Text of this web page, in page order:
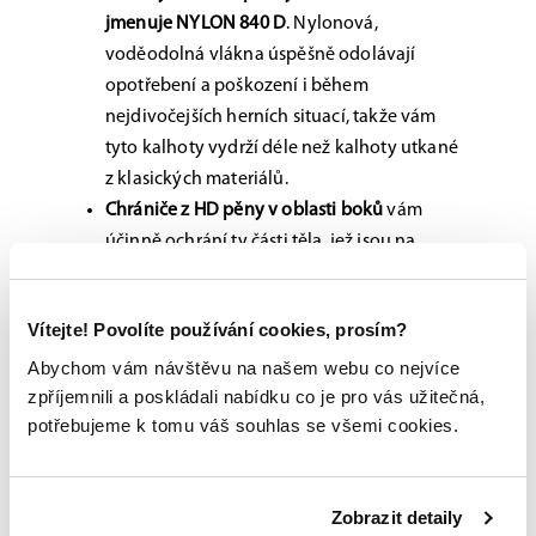
Vítejte! Povolíte používání cookies, prosím?
Abychom vám návštěvu na našem webu co nejvíce
zpříjemnili a poskládali nabídku co je pro vás užitečná,
potřebujeme k tomu váš souhlas se všemi cookies.
Zobrazit detaily
jmenuje NYLON 840 D. Nylonová,
voděodolná vlákna úspěšně odolávají
opotřebení a poškození i během
nejdivočejších herních situací, takže vám
tyto kalhoty vydrží déle než kalhoty utkané
z klasických materiálů.
Chrániče z HD pěny v oblasti bokůvám
účinně ochrání ty části těla, jež jsou na
I hokejové kalhoty lze milovat
Kalhoty Bauer HP ELITE si jednoduše zamilujete.
Použité materiály, implementované chrániče,
vysoká míra ochrany a nulové omezení při
Takže jestli hledáte spolehlivé hokejové kalhoty,